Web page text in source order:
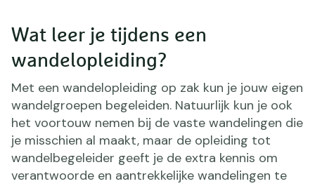
Wat leer je tijdens een
wandelopleiding?
Met een wandelopleiding op zak kun je jouw eigen
wandelgroepen begeleiden. Natuurlijk kun je ook
het voortouw nemen bij de vaste wandelingen die
je misschien al maakt, maar de opleiding tot
wandelbegeleider geeft je de extra kennis om
verantwoorde en aantrekkelijke wandelingen te